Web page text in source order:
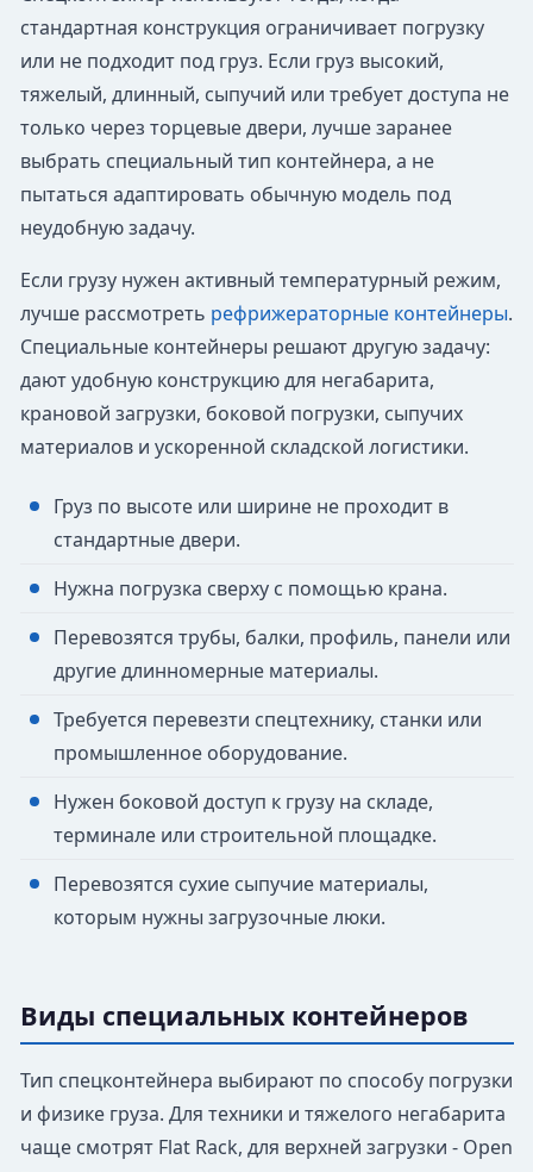
стандартная конструкция ограничивает погрузку
или не подходит под груз. Если груз высокий,
тяжелый, длинный, сыпучий или требует доступа не
только через торцевые двери, лучше заранее
выбрать специальный тип контейнера, а не
пытаться адаптировать обычную модель под
неудобную задачу.
Если грузу нужен активный температурный режим,
лучше рассмотреть рефрижераторные контейнеры.
Специальные контейнеры решают другую задачу:
дают удобную конструкцию для негабарита,
крановой загрузки, боковой погрузки, сыпучих
материалов и ускоренной складской логистики.
Груз по высоте или ширине не проходит в
стандартные двери.
Нужна погрузка сверху с помощью крана.
Перевозятся трубы, балки, профиль, панели или
другие длинномерные материалы.
Требуется перевезти спецтехнику, станки или
промышленное оборудование.
Нужен боковой доступ к грузу на складе,
терминале или строительной площадке.
Перевозятся сухие сыпучие материалы,
которым нужны загрузочные люки.
Виды специальных контейнеров
Тип спецконтейнера выбирают по способу погрузки
и физике груза. Для техники и тяжелого негабарита
чаще смотрят Flat Rack, для верхней загрузки - Open